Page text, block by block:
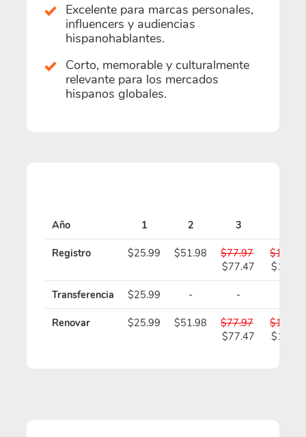
Excelente para marcas personales,
influencers y audiencias
hispanohablantes.
Corto, memorable y culturalmente
relevante para los mercados
hispanos globales.
Año 1 2 3
Registro $25.99 $51.98
$77.97
$77.47
Transferencia $25.99 - -
Renovar $25.99 $51.98
$77.97
$77.47